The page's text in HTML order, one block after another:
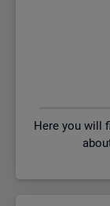
Here you will